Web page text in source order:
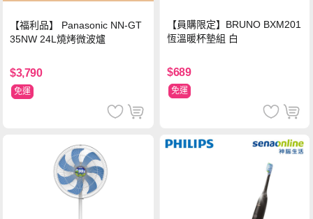
【福利品】 Panasonic NN-GT
35NW 24L燒烤微波爐
$3,790
免運
【員購限定】BRUNO BXM201
恆溫暖杯墊組 白
$689
免運